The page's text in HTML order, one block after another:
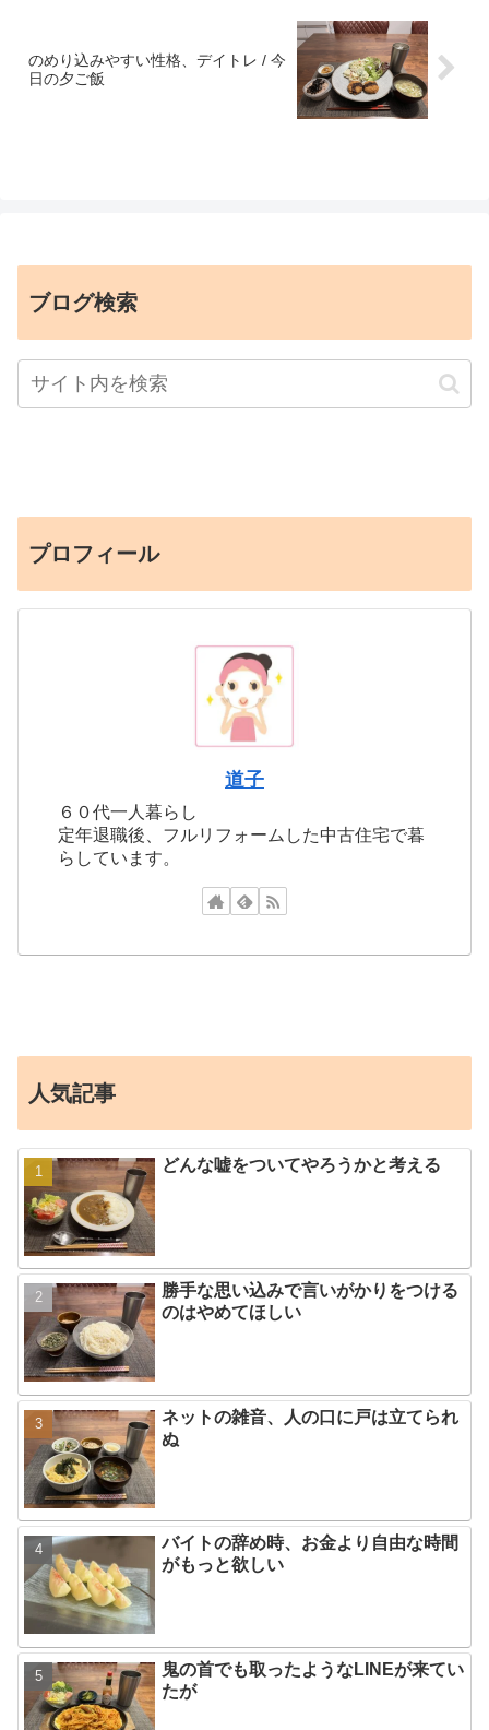
のめり込みやすい性格、デイトレ / 今
日の夕ご飯
ブログ検索
プロフィール
道子
６０代一人暮らし
定年退職後、フルリフォームした中古住宅で暮
らしています。
人気記事
どんな嘘をついてやろうかと考える
勝手な思い込みで言いがかりをつける
のはやめてほしい
ネットの雑音、人の口に戸は立てられ
ぬ
バイトの辞め時、お金より自由な時間
がもっと欲しい
鬼の首でも取ったようなLINEが来てい
たが